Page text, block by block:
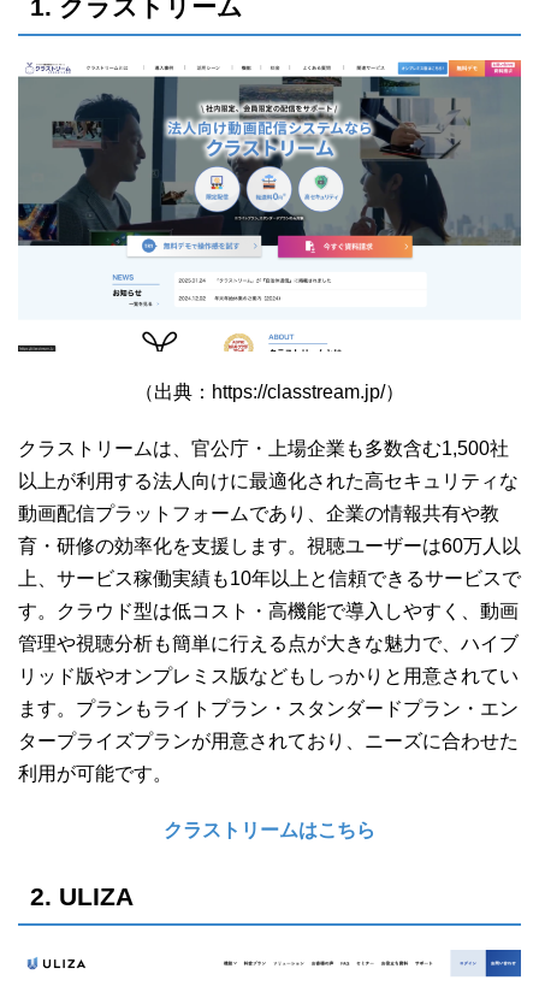
1. クラストリーム
（出典：https://classtream.jp/）
クラストリームは、官公庁・上場企業も多数含む1,500社
以上が利用する法人向けに最適化された高セキュリティな
動画配信プラットフォームであり、企業の情報共有や教
育・研修の効率化を支援します。視聴ユーザーは60万人以
上、サービス稼働実績も10年以上と信頼できるサービスで
す。クラウド型は低コスト・高機能で導入しやすく、動画
管理や視聴分析も簡単に行える点が大きな魅力で、ハイブ
リッド版やオンプレミス版などもしっかりと用意されてい
ます。プランもライトプラン・スタンダードプラン・エン
タープライズプランが用意されており、ニーズに合わせた
利用が可能です。
クラストリームはこちら
2. ULIZA